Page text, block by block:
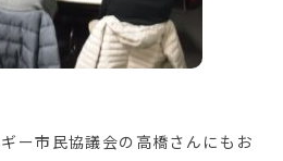
ー市民協議会の高橋さんにもお